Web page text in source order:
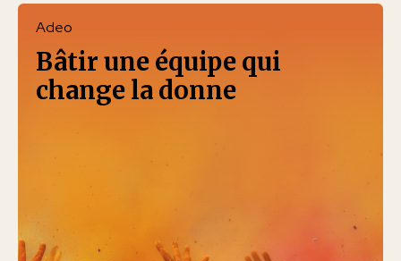
Adeo
Bâtir une équipe qui
change la donne